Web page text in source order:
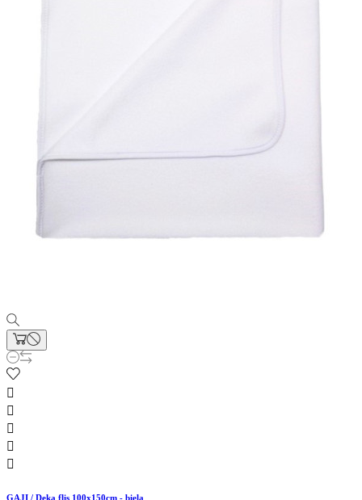





GAJI / Deka flis 100x150cm - biela